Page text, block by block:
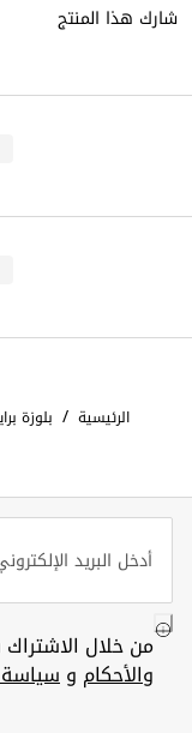
شارك هذا المنتج
الرئيسية / بلوزة
من خلال الاشتراك
والأحكام وسياسة